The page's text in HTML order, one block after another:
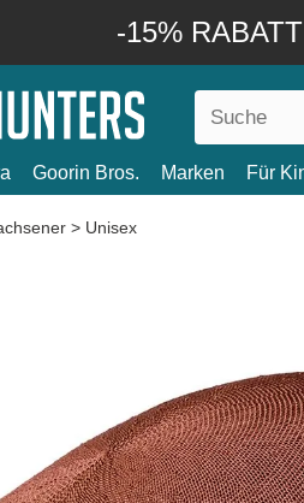
-15%
Goorin Bros. Marken Für
> Unisex